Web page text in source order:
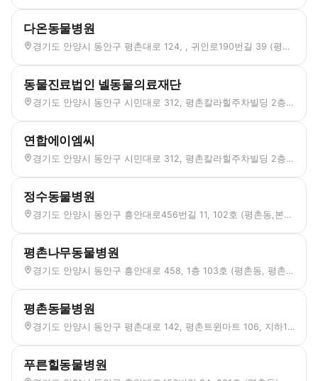
다온동물병원
경기도 안양시 동안구 평촌대로 124, , 귀인로190번길 39 (평촌동)
동물진료법인 넬동물의료재단
경기도 안양시 동안구 시민대로 312, 평촌칼라힐주차빌딩 2층 209~214, 217~219호 (평촌동)
연합에이엠씨
경기도 안양시 동안구 시민대로 312, 평촌칼라힐주차빌딩 2층 234~237호 (평촌동)
정수동물병원
경기도 안양시 동안구 흥안대로456번길 11, 102호 (평촌동,본프라자)
평촌나무동물병원
경기도 안양시 동안구 흥안대로 458, 1층 103호 (평촌동, 평촌메가타운)
평촌동물병원
경기도 안양시 동안구 평촌대로 142, 평촌트윈마트 106, 지하1층24호 (평촌동)
푸른힐동물병원